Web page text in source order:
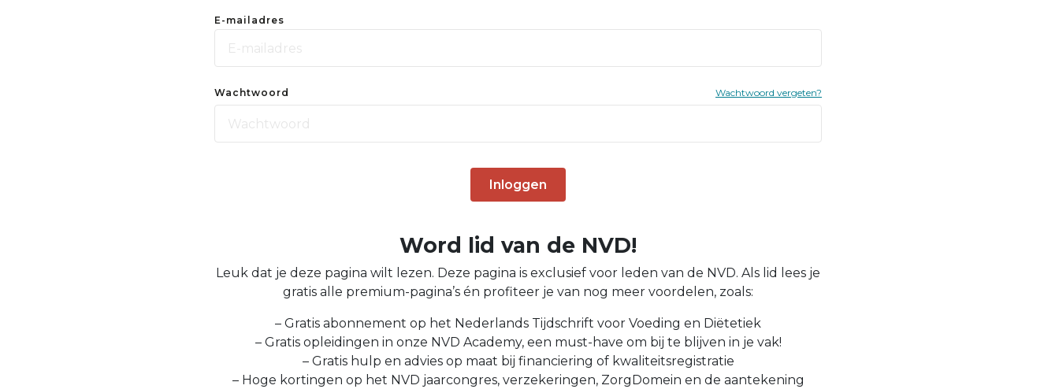
E-mailadres
Wachtwoord Wachtwoord vergeten?
Inloggen
Word lid van de NVD!
Leuk dat je deze pagina wilt lezen. Deze pagina is exclusief voor leden van de NVD. Als lid lees je
gratis alle premium-pagina’s én profiteer je van nog meer voordelen, zoals:
– Gratis abonnement op het Nederlands Tijdschrift voor Voeding en Diëtetiek
– Gratis opleidingen in onze NVD Academy, een must-have om bij te blijven in je vak!
– Gratis hulp en advies op maat bij financiering of kwaliteitsregistratie
– Hoge kortingen op het NVD jaarcongres, verzekeringen, ZorgDomein en de aantekening